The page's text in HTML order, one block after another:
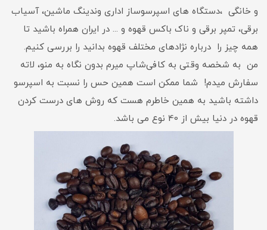
و خانگی ،دستگاه های اسپرسوساز اداری وندینگ ماشین، آسیاب
برقی، تمپر برقی و ناک باکس قهوه و ... در ایران همراه باشید تا
همه چیز را درباره نژادهای مختلف قهوه بدانید را بررسی کنیم.
من به شخصه وقتی به کافی‌شاپ میرم بدون نگاه به منو، لاته
سفارش میدم! شما ممکن است همین حس را نسبت به اسپرسو
داشته باشید به همین خاطرم هست که روش های درست کردن
قهوه در دنیا بیش از 40 نوع می باشد.